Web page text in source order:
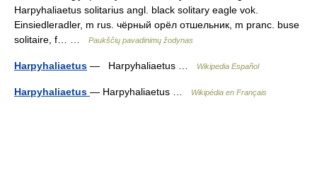
Harpyhaliaetus solitarius angl. black solitary eagle vok.
Einsiedleradler, m rus. чёрный орёл отшельник, m pranc. buse
solitaire, f… …
Paukščių pavadinimų žodynas
Harpyhaliaetus — Harpyhaliaetus … Wikipedia Español
Harpyhaliaetus — Harpyhaliaetus … Wikipédia en Français